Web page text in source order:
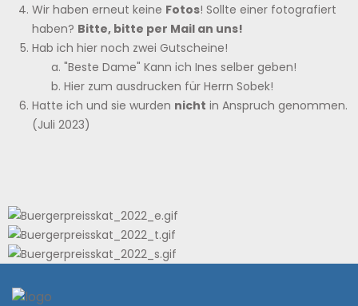
Wir haben erneut keine Fotos! Sollte einer fotografiert
haben? Bitte, bitte per Mail an uns!
Hab ich hier noch zwei Gutscheine!
"Beste Dame" Kann ich Ines selber geben!
Hier zum ausdrucken für Herrn Sobek!
Hatte ich und sie wurden nicht in Anspruch genommen.
(Juli 2023)